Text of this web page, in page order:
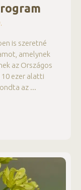
is szeretné
amelynek
az Országos
ezer alatti
az